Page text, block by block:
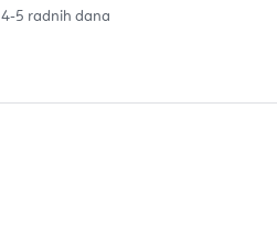
4-5 radnih dana